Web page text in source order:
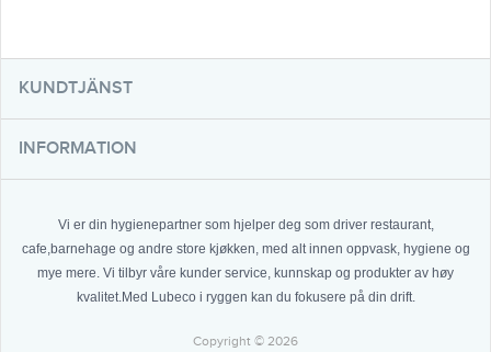
KUNDTJÄNST
INFORMATION
Vi er din hygienepartner som hjelper deg som driver restaurant,
cafe,barnehage og andre store kjøkken, med alt innen oppvask, hygiene og
mye mere. Vi tilbyr våre kunder service, kunnskap og produkter av høy
kvalitet.Med Lubeco i ryggen kan du fokusere på din drift.
Copyright © 2026